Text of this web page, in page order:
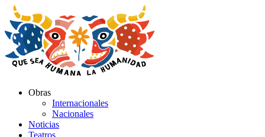
al
contenido
Obras
Internacionales
Nacionales
Noticias
Teatros